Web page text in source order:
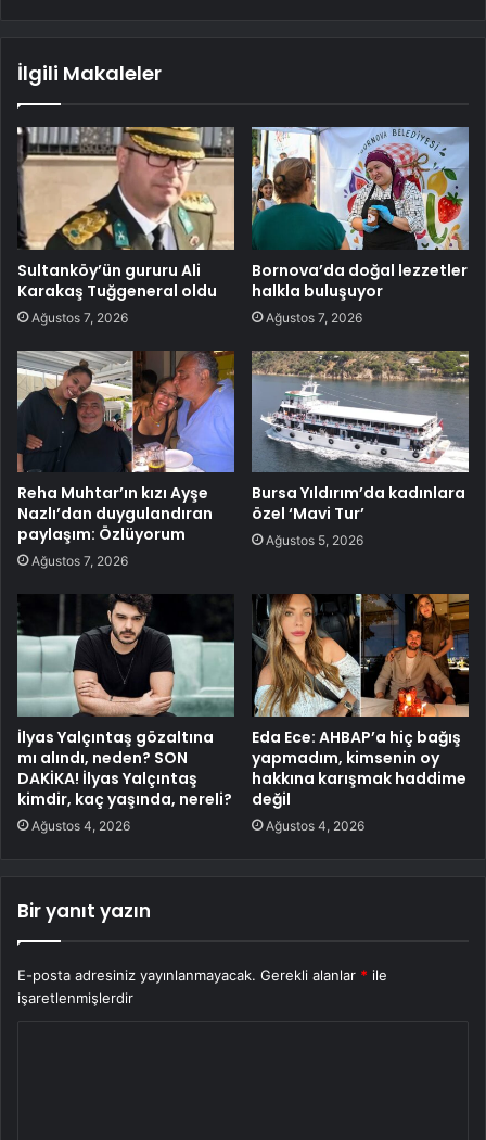
İlgili Makaleler
Sultanköy’ün gururu Ali
Karakaş Tuğgeneral oldu
Ağustos 7, 2026
Bornova’da doğal lezzetler
halkla buluşuyor
Ağustos 7, 2026
Reha Muhtar’ın kızı Ayşe
Nazlı’dan duygulandıran
paylaşım: Özlüyorum
Ağustos 7, 2026
Bursa Yıldırım’da kadınlara
özel ‘Mavi Tur’
Ağustos 5, 2026
İlyas Yalçıntaş gözaltına
mı alındı, neden? SON
DAKİKA! İlyas Yalçıntaş
kimdir, kaç yaşında, nereli?
Ağustos 4, 2026
Eda Ece: AHBAP’a hiç bağış
yapmadım, kimsenin oy
hakkına karışmak haddime
değil
Ağustos 4, 2026
Bir yanıt yazın
E-posta adresiniz yayınlanmayacak. Gerekli alanlar * ile
işaretlenmişlerdir